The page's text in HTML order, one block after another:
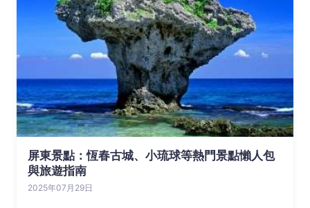
屏東景點：恆春古城、小琉球等熱門景點懶人包
與旅遊指南
2025年07月29日